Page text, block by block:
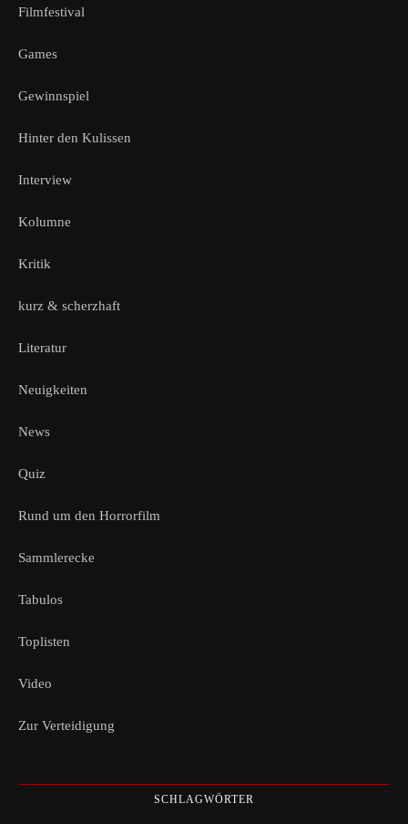
Filmfestival
Games
Gewinnspiel
Hinter den Kulissen
Interview
Kolumne
Kritik
kurz & scherzhaft
Literatur
Neuigkeiten
News
Quiz
Rund um den Horrorfilm
Sammlerecke
Tabulos
Toplisten
Video
Zur Verteidigung
SCHLAGWÖRTER